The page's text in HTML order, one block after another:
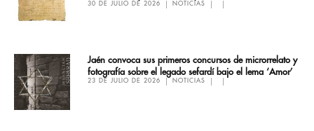
30 DE JULIO DE 2026 NOTICIAS
Jaén convoca sus primeros concursos de microrrelato y
fotografía sobre el legado sefardí bajo el lema ‘Amor’
23 DE JULIO DE 2026 NOTICIAS